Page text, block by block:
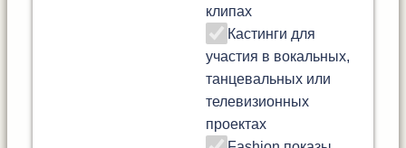
клипах
Кастинги для
участия в вокальных,
танцевальных или
телевизионных
проектах